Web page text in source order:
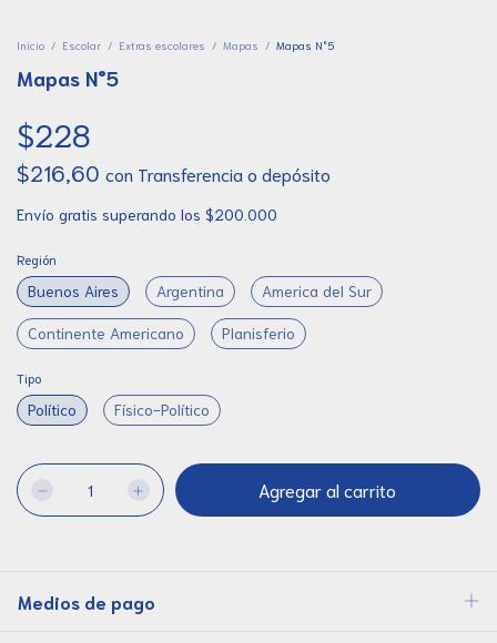
Inicio / Escolar / Extras escolares / Mapas / Mapas N°5
Mapas N°5
$228
$216,60 con Transferencia o depósito
Envío gratis superando los $200.000
Región
Buenos Aires Argentina America del Sur
Continente Americano Planisferio
Tipo
Político Físico-Político
Medios de pago